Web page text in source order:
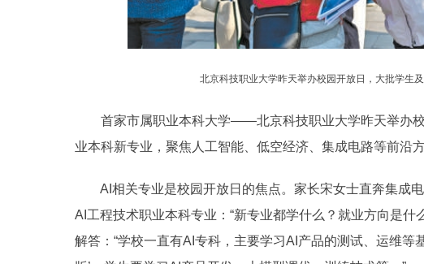
北京科技职业大学昨天举办校园开放日，大批学生
首家市属职业本科大学——北京科技职业大学昨天举办校
业本科新专业，聚焦人工智能、低空经济、集成电路等前沿方
AI相关专业是校园开放日的焦点。家长宋女士直奔集成电
AI工程技术职业本科专业：“新专业都学什么？就业方向是什
解答：“学校一直有AI专科，主要学习AI产品的测试、运维等